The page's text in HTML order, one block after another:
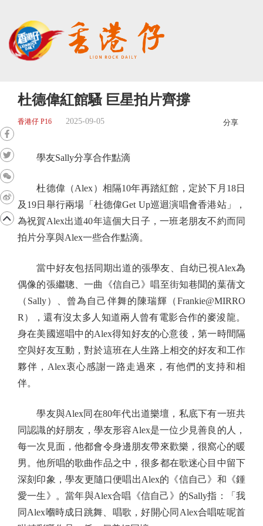
杜德偉紅館騷 巨星拍片齊撐
香港仔 P16 2025-09-05 分享
學友Sally分享合作點滴
杜德偉（Alex）相隔10年再踏紅館，定於下月18日
及19日舉行兩場「杜德偉Get Up巡迴演唱會香港站」，
為祝賀Alex出道40年這個大日子，一班老朋友不約而同
拍片分享與Alex一些合作點滴。
當中好友包括同期出道的張學友、自幼已視Alex為
偶像的張繼聰、一曲《信自己》唱至街知巷聞的葉蒨文
（Sally）、曾為自己伴舞的陳瑞輝（Frankie@MIRRO
R），還有沒太多人知道兩人曾有電影合作的麥浚龍。
身在美國巡唱中的Alex得知好友的心意後，第一時間隔
空與好友互動，對於這班在人生路上相交的好友和工作
夥伴，Alex衷心感謝一路走過來，有他們的支持和相
伴。
學友與Alex同在80年代出道樂壇，私底下有一班共
同認識的好朋友，學友形容Alex是一位少見善良的人，
每一次見面，他都會令身邊朋友帶來歡樂，很窩心的暖
男。他所唱的歌曲作品之中，很多都在歌迷心目中留下
深刻印象，學友更隨口便唱出Alex的《信自己》和《鍾
愛一生》。當年與Alex合唱《信自己》的Sally指：「我
同Alex嗰時成日跳舞、唱歌，好開心同Alex合唱咗呢首